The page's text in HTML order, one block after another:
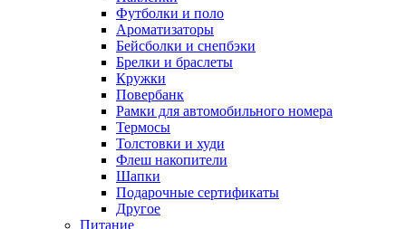
Футболки и поло
Ароматизаторы
Бейсболки и снепбэки
Брелки и браслеты
Кружки
Повербанк
Рамки для автомобильного номера
Термосы
Толстовки и худи
Флеш накопители
Шапки
Подарочные сертификаты
Другое
Питание